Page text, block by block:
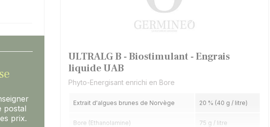
les filtres
postal
prix.
ULTRALG B - Biostimulant - Engrais
liquide UAB
Phyto-Energisant enrichi en Bore
Extrait d'algues brunes de Norvège 20 % (40 g / litre)
Bore (Ethanolamine) 75 g / litre